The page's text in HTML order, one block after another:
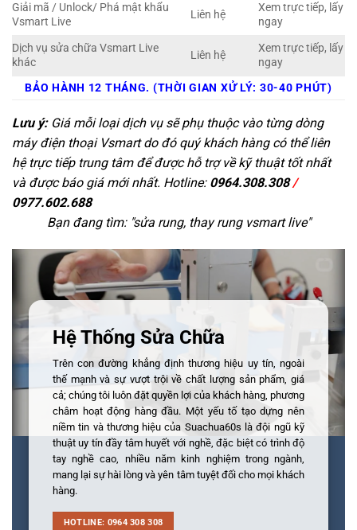
Giải mã / Unlock/ Phá mật khẩu
Vsmart Live
Liên hệ
Xem trực tiếp, lấy
ngay
Dịch vụ sửa chữa Vsmart Live
khác
Liên hệ
Xem trực tiếp, lấy
ngay
BẢO HÀNH 12 THÁNG. (THỜI GIAN XỬ LÝ: 30-40 PHÚT)
Lưu ý:Giá mỗi loại dịch vụ sẽ phụ thuộc vào từng dòng
máy điện thoại Vsmart do đó quý khách hàng có thể liên
hệ trực tiếp trung tâm để được hỗ trợ về kỹ thuật tốt nhất
và được báo giá mới nhất. Hotline: 0964.308.308/
0977.602.688
Bạn đang tìm: "sửa rung, thay rung vsmart live"
Hệ Thống Sửa Chữa
Trên con đường khẳng định thương hiệu uy tín, ngoài
thế mạnh và sự vượt trội về chất lượng sản phẩm, giá
cả; chúng tôi luôn đặt quyền lợi của khách hàng, phương
châm hoạt động hàng đầu. Một yếu tố tạo dựng nên
niềm tin và thương hiệu của Suachua60s là đội ngũ kỹ
thuật uy tín đầy tâm huyết với nghề, đặc biệt có trình độ
tay nghề cao, nhiều năm kinh nghiệm trong ngành,
mang lại sự hài lòng và yên tâm tuyệt đối cho mọi khách
hàng.
HOTLINE: 0964 308 308